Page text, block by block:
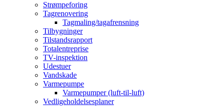
Strømpeforing
Tagrenovering
Tagmaling/tagafrensning
Tilbygninger
Tilstandsrapport
Totalentreprise
TV-inspektion
Udestuer
Vandskade
Varmepumpe
Varmepumper (luft-til-luft)
Vedligeholdelsesplaner